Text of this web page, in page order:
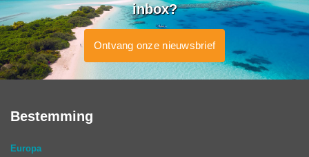
inbox?
Ontvang onze nieuwsbrief
Bestemming
Europa